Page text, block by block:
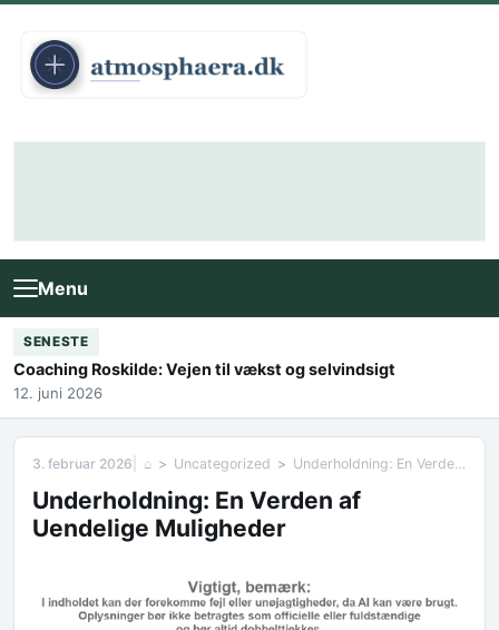
Menu
SENESTE
Coaching Roskilde: Vejen til vækst og selvindsigt
12. juni 2026
3. februar 2026 ⌂ Uncategorized Underholdning: En Verden af Uendelige Muligheder
Underholdning: En Verden af
Uendelige Muligheder